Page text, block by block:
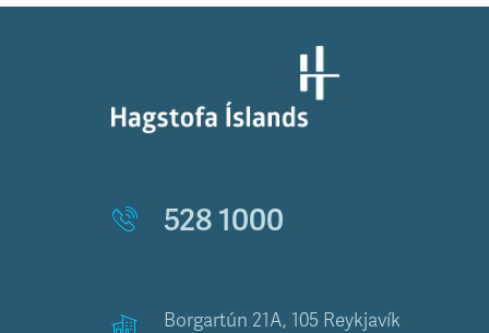
528 1000
Borgartún 21A, 105 Reykjavík